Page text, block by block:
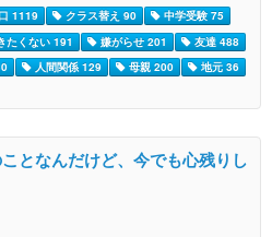
1119 クラス替え 90
中学受験 75
たくない 191 嫌がらせ 201
友達 488
人間関係 129 母親 200
地元 36
となんだけど、今でも心残りし